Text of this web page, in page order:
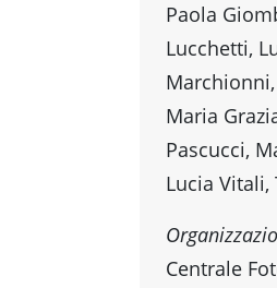
Paola
Lucchetti,
Maria
Pascucci,
Lucia
Centrale